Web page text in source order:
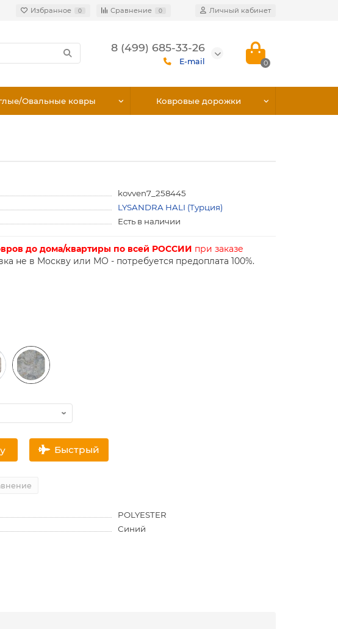
Избранное 0 Сравнение 0 Личный кабинет
8 (499) 685-33-26
E-mail 0
Овальные ковры Ковровые дорожки
kovven7_258445
LYSANDRA HALI (Турция)
Есть в наличии
до дома/квартиры по всей РОССИИ при заказе
не в Москву или МО - потребуется предоплата 100%.
Быстрый
POLYESTER
Синий